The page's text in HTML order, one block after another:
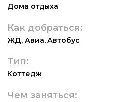
Дома отдыха
Как добраться:
ЖД, Авиа, Автобус
Тип:
Коттедж
Чем заняться: